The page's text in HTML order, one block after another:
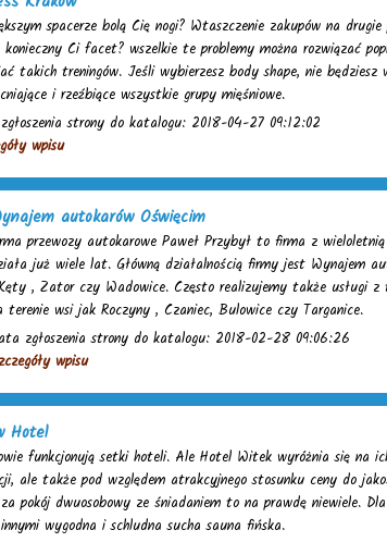
spacerze bolą Cię nogi? Wtaszczenie zakupów na
konieczny Ci facet? wszelkie te problemy można rozwiązać
takich treningów. Jeśli wybierzesz body shape, nie
i rzeźbiące wszystkie grupy mięśniowe.
strony do katalogu: 2018-04-27 09:12:02
wpisu
autokarów Oświęcim
przewozy autokarowe Paweł Przybył to firma z
już wiele lat. Główną działalnością firmy jest Wynajem
, Zator czy Wadowice. Często realizujemy także usługi
terenie wsi jak Roczyny , Czaniec, Bulowice czy Targanice.
zgłoszenia strony do katalogu: 2018-02-28 09:06:26
wpisu
Hotel
funkcjonują setki hoteli. Ale Hotel Witek wyróżnia się na
ale także pod względem atrakcyjnego stosunku ceny do
pokój dwuosobowy ze śniadaniem to na prawdę niewiele.
wygodna i schludna sucha sauna fińska.